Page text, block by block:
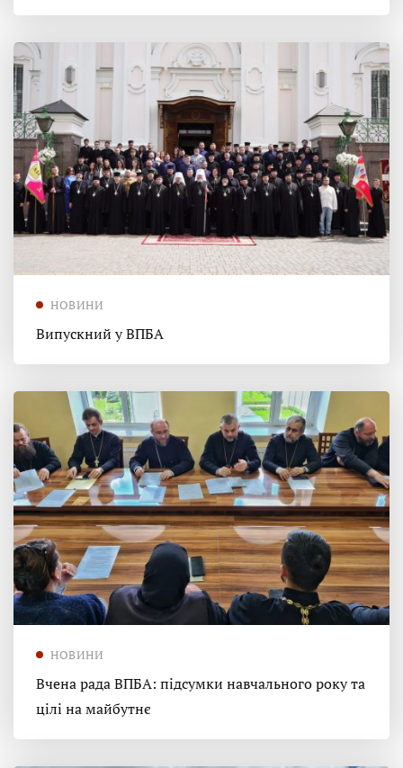
НОВИНИ
Випускний у ВПБА
НОВИНИ
Вчена рада ВПБА: підсумки навчального року та
цілі на майбутнє